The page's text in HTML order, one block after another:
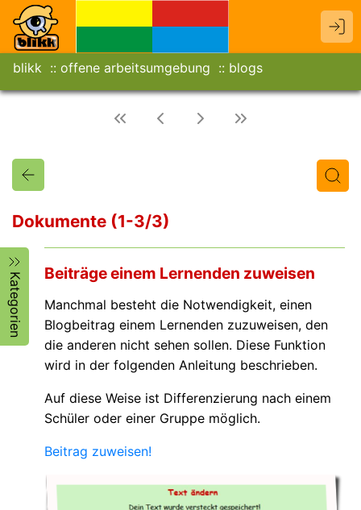
blikk offene arbeitsumgebung blogs
Dokumente (1-3/3)
Kategorien Beiträge einem Lernenden zuweisen
Manchmal besteht die Notwendigkeit, einen
Blogbeitrag einem Lernenden zuzuweisen, den
die anderen nicht sehen sollen. Diese Funktion
wird in der folgenden Anleitung beschrieben.
Auf diese Weise ist Differenzierung nach einem
Schüler oder einer Gruppe möglich.
Beitrag zuweisen!